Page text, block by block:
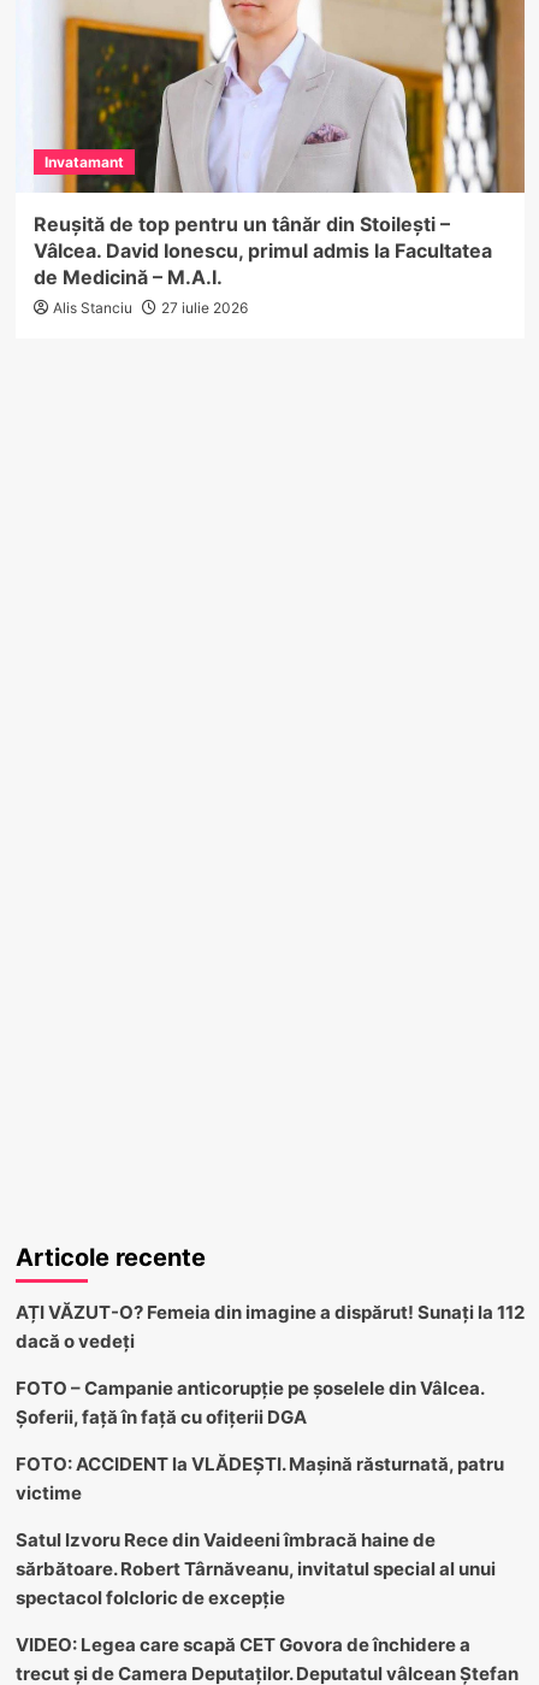
Invatamant
Reușită de top pentru un tânăr din Stoilești –
Vâlcea. David Ionescu, primul admis la Facultatea
de Medicină – M.A.I.
Alis Stanciu 27 iulie 2026
Articole recente
AȚI VĂZUT-O? Femeia din imagine a dispărut! Sunați la 112
dacă o vedeți
FOTO – Campanie anticorupție pe șoselele din Vâlcea.
Șoferii, față în față cu ofițerii DGA
FOTO: ACCIDENT la VLĂDEȘTI. Mașină răsturnată, patru
victime
Satul Izvoru Rece din Vaideeni îmbracă haine de
sărbătoare. Robert Târnăveanu, invitatul special al unui
spectacol folcloric de excepție
VIDEO: Legea care scapă CET Govora de închidere a
trecut și de Camera Deputaților. Deputatul vâlcean Ștefan